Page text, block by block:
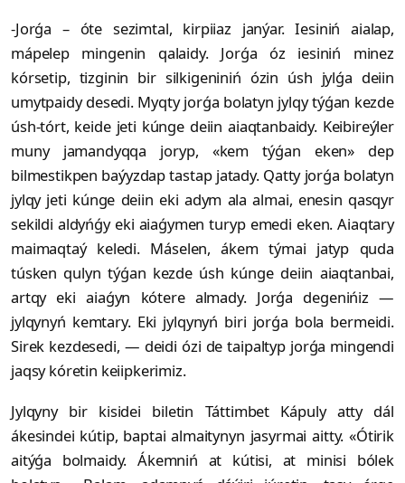
-Jorǵa – óte sezimtal, kirpiiaz janýar. Iesiniń aialap,
mápelep mingenin qalaidy. Jorǵa óz iesiniń minez
kórsetip, tizginin bir silkigeniniń ózin úsh jylǵa deiin
umytpaidy desedi. Myqty jorǵa bolatyn jylqy týǵan kezde
úsh-tórt, keide jeti kúnge deiin aiaqtanbaidy. Keibireýler
muny jamandyqqa joryp, «kem týǵan eken» dep
bilmestikpen baýyzdap tastap jatady. Qatty jorǵa bolatyn
jylqy jeti kúnge deiin eki adym ala almai, enesin qasqyr
sekildi aldyńǵy eki aiaǵymen turyp emedi eken. Aiaqtary
maimaqtaý keledi. Máselen, ákem týmai jatyp quda
túsken qulyn týǵan kezde úsh kúnge deiin aiaqtanbai,
artqy eki aiaǵyn kótere almady. Jorǵa degenińiz —
jylqynyń kemtary. Eki jylqynyń biri jorǵa bola bermeidi.
Sirek kezdesedi, — deidi ózi de taipaltyp jorǵa mingendi
jaqsy kóretin keiipkerimiz.
Jylqyny bir kisidei biletin Táttimbet Kápuly atty dál
ákesindei kútip, baptai almaitynyn jasyrmai aitty. «Ótirik
aitýǵa bolmaidy. Ákemniń at kútisi, at minisi bólek